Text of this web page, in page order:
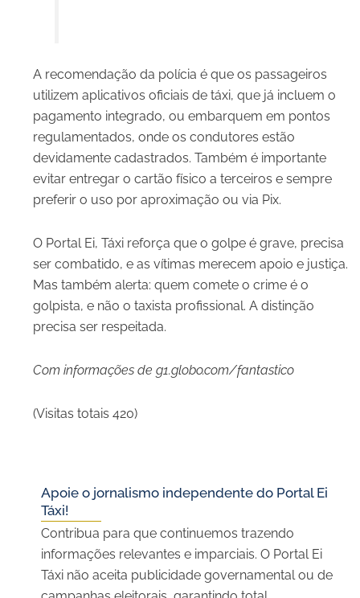
A recomendação da polícia é que os passageiros
utilizem aplicativos oficiais de táxi, que já incluem o
pagamento integrado, ou embarquem em pontos
regulamentados, onde os condutores estão
devidamente cadastrados. Também é importante
evitar entregar o cartão físico a terceiros e sempre
preferir o uso por aproximação ou via Pix.
O Portal Ei, Táxi reforça que o golpe é grave, precisa
ser combatido, e as vítimas merecem apoio e justiça.
Mas também alerta: quem comete o crime é o
golpista, e não o taxista profissional. A distinção
precisa ser respeitada.
Com informações de g1.globo.com/fantastico
(Visitas totais 420)
Apoie o jornalismo independente do Portal Ei
Táxi!
Contribua para que continuemos trazendo
informações relevantes e imparciais. O Portal Ei
Táxi não aceita publicidade governamental ou de